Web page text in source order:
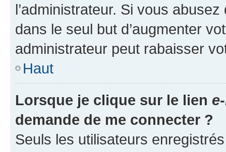
l’administrateur. Si vous
dans le seul but d’augmenter
administrateur peut rabaisser
Haut
Lorsque je clique sur le lien
demande de me connecter ?
Seuls les utilisateurs